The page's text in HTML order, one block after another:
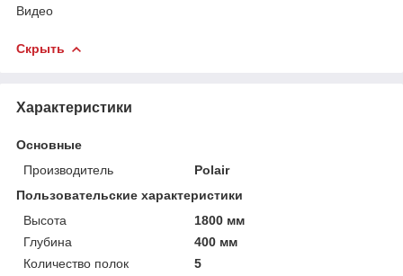
Видео
Скрыть
Характеристики
Основные
Производитель
Polair
Пользовательские характеристики
Высота
1800 мм
Глубина
400 мм
Количество полок
5